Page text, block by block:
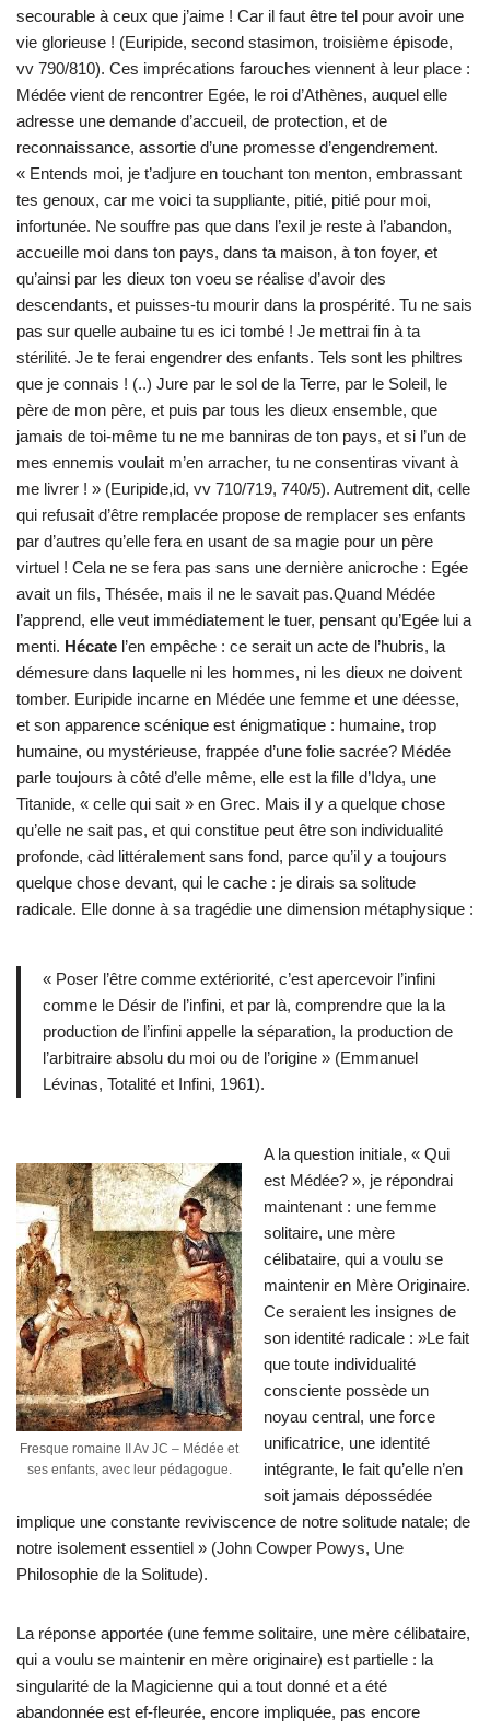
secourable à ceux que j’aime ! Car il faut être tel pour avoir une
vie glorieuse ! (Euripide, second stasimon, troisième épisode,
vv 790/810). Ces imprécations farouches viennent à leur place :
Médée vient de rencontrer Egée, le roi d’Athènes, auquel elle
adresse une demande d’accueil, de protection, et de
reconnaissance, assortie d’une promesse d’engendrement.
« Entends moi, je t’adjure en touchant ton menton, embrassant
tes genoux, car me voici ta suppliante, pitié, pitié pour moi,
infortunée. Ne souffre pas que dans l’exil je reste à l’abandon,
accueille moi dans ton pays, dans ta maison, à ton foyer, et
qu’ainsi par les dieux ton voeu se réalise d’avoir des
descendants, et puisses-tu mourir dans la prospérité. Tu ne sais
pas sur quelle aubaine tu es ici tombé ! Je mettrai fin à ta
stérilité. Je te ferai engendrer des enfants. Tels sont les philtres
que je connais ! (..) Jure par le sol de la Terre, par le Soleil, le
père de mon père, et puis par tous les dieux ensemble, que
jamais de toi-même tu ne me banniras de ton pays, et si l’un de
mes ennemis voulait m’en arracher, tu ne consentiras vivant à
me livrer ! » (Euripide,id, vv 710/719, 740/5). Autrement dit, celle
qui refusait d’être remplacée propose de remplacer ses enfants
par d’autres qu’elle fera en usant de sa magie pour un père
virtuel ! Cela ne se fera pas sans une dernière anicroche : Egée
avait un fils, Thésée, mais il ne le savait pas.Quand Médée
l’apprend, elle veut immédiatement le tuer, pensant qu’Egée lui a
menti. Hécate l’en empêche : ce serait un acte de l’hubris, la
démesure dans laquelle ni les hommes, ni les dieux ne doivent
tomber. Euripide incarne en Médée une femme et une déesse,
et son apparence scénique est énigmatique : humaine, trop
humaine, ou mystérieuse, frappée d’une folie sacrée? Médée
parle toujours à côté d’elle même, elle est la fille d’Idya, une
Titanide, « celle qui sait » en Grec. Mais il y a quelque chose
qu’elle ne sait pas, et qui constitue peut être son individualité
profonde, càd littéralement sans fond, parce qu’il y a toujours
quelque chose devant, qui le cache : je dirais sa solitude
radicale. Elle donne à sa tragédie une dimension métaphysique :
« Poser l’être comme extériorité, c’est apercevoir l’infini
comme le Désir de l’infini, et par là, comprendre que la la
production de l’infini appelle la séparation, la production de
l’arbitraire absolu du moi ou de l’origine » (Emmanuel
Lévinas, Totalité et Infini, 1961).
Fresque romaine II Av JC – Médée et
ses enfants, avec leur pédagogue.
A la question initiale, « Qui
est Médée? », je répondrai
maintenant : une femme
solitaire, une mère
célibataire, qui a voulu se
maintenir en Mère Originaire.
Ce seraient les insignes de
son identité radicale : »Le fait
que toute individualité
consciente possède un
noyau central, une force
unificatrice, une identité
intégrante, le fait qu’elle n’en
soit jamais dépossédée
implique une constante reviviscence de notre solitude natale; de
notre isolement essentiel » (John Cowper Powys, Une
Philosophie de la Solitude).
La réponse apportée (une femme solitaire, une mère célibataire,
qui a voulu se maintenir en mère originaire) est partielle : la
singularité de la Magicienne qui a tout donné et a été
abandonnée est ef-fleurée, encore impliquée, pas encore